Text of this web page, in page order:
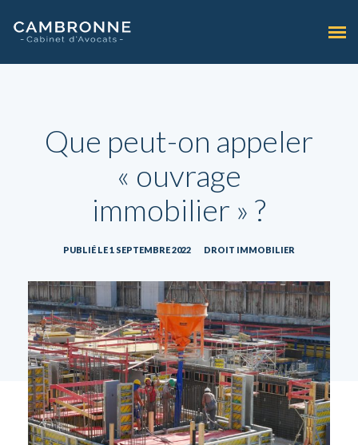
Que peut-on appeler
« ouvrage
immobilier » ?
PUBLIÉ LE 1 SEPTEMBRE 2022 DROIT IMMOBILIER